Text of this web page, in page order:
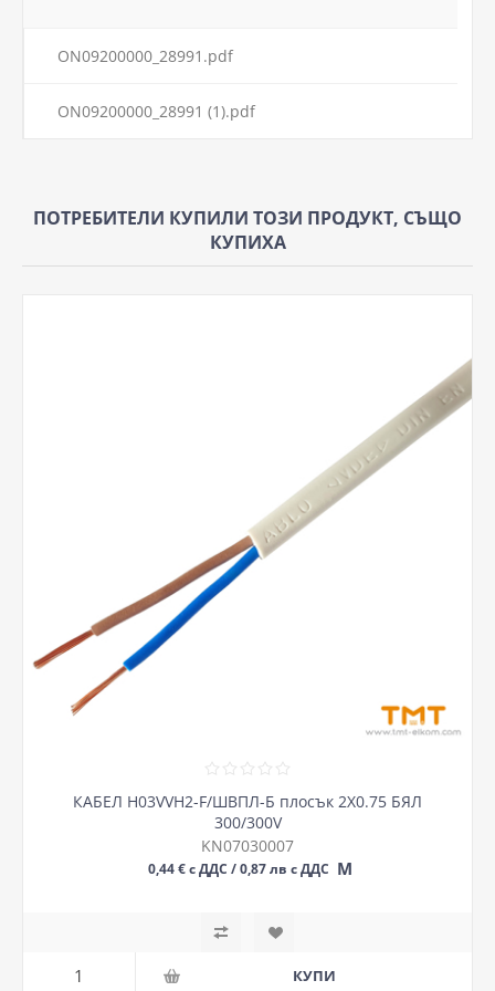
ON09200000_28991.pdf
ON09200000_28991 (1).pdf
ПОТРЕБИТЕЛИ КУПИЛИ ТОЗИ ПРОДУКТ, СЪЩО
КУПИХА
КАБЕЛ H03VVH2-F/ШВПЛ-Б плосък 2Х0.75 БЯЛ
300/300V
KN07030007
0,44 € с ДДС / 0,87 лв с ДДС М